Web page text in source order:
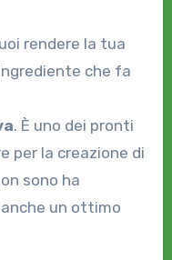
rendere la tua
che fa
. È uno dei pronti
per la creazione di
sono ha
un ottimo